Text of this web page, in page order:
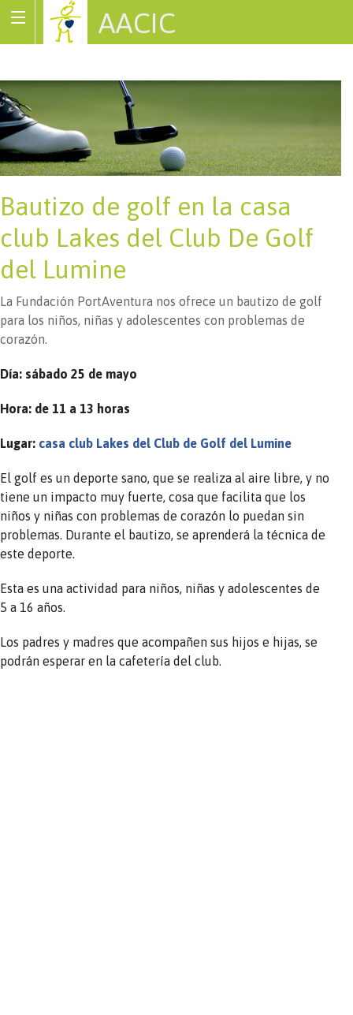
AACIC
Bautizo de golf en la casa
club Lakes del Club De Golf
del Lumine
La Fundación PortAventura nos ofrece un bautizo de golf
para los niños, niñas y adolescentes con problemas de
corazón.
Día: sábado 25 de mayo
Hora: de 11 a 13 horas
Lugar: casa club Lakes del Club de Golf del Lumine
El golf es un deporte sano, que se realiza al aire libre, y no
tiene un impacto muy fuerte, cosa que facilita que los
niños y niñas con problemas de corazón lo puedan sin
problemas. Durante el bautizo, se aprenderá la técnica de
este deporte.
Esta es una actividad para niños, niñas y adolescentes de
5 a 16 años.
Los padres y madres que acompañen sus hijos e hijas, se
podrán esperar en la cafetería del club.